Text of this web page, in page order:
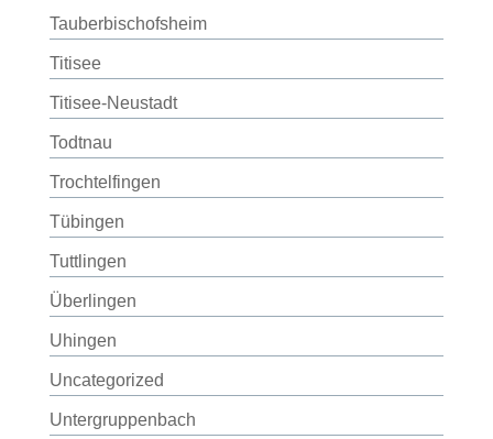
Tauberbischofsheim
Titisee
Titisee-Neustadt
Todtnau
Trochtelfingen
Tübingen
Tuttlingen
Überlingen
Uhingen
Uncategorized
Untergruppenbach